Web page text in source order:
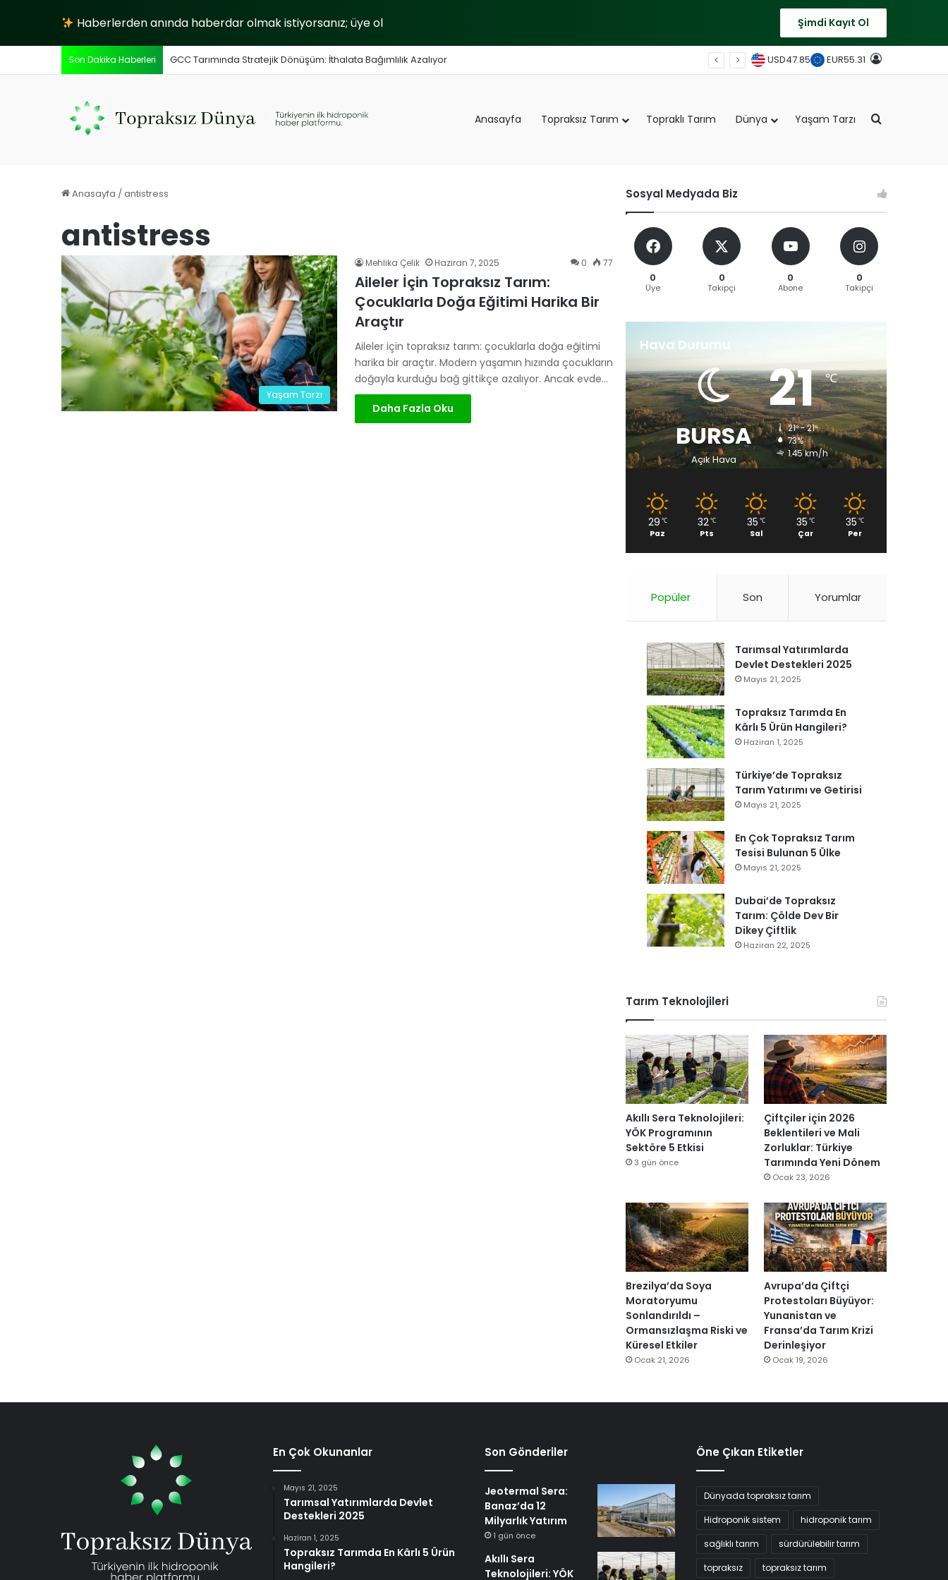
Haberlerden anında haberdar olmak istiyorsanız; üye ol Şimdi Kayıt Ol
Son Dakika Haberleri GCC Tarımında Stratejik Dönüşüm: İthalata Bağımlılık Azalıyor USD47.85 EUR55.31
Anasayfa Topraksız Tarım Topraklı Tarım Dünya Yaşam Tarzı Arama
Anasayfa /antistress
antistress
Yaşam Tarzı
Mehlika Çelik Haziran 7, 2025 0 77
Aileler İçin Topraksız Tarım:
Çocuklarla Doğa Eğitimi Harika Bir
Araçtır
Aileler için topraksız tarım: çocuklarla doğa eğitimi
harika bir araçtır. Modern yaşamın hızında çocukların
doğayla kurduğu bağ gittikçe azalıyor. Ancak evde…
Daha Fazla Oku
Sosyal Medyada Biz
0
Üye
0
Takipçi
0
Abone
0
Takipçi
Hava Durumu
BURSA
Açık Hava
21℃
21º - 21º
73%
1.45 km/h
29 ℃
Paz
32℃
Pts
35 ℃
Sal
35 ℃
Çar
35 ℃
Per
Popüler Son Yorumlar
Tarımsal Yatırımlarda
Devlet Destekleri 2025
Mayıs 21, 2025
Topraksız Tarımda En
Kârlı 5 Ürün Hangileri?
Haziran 1, 2025
Türkiye’de Topraksız
Tarım Yatırımı ve Getirisi
Mayıs 21, 2025
En Çok Topraksız Tarım
Tesisi Bulunan 5 Ülke
Mayıs 21, 2025
Dubai’de Topraksız
Tarım: Çölde Dev Bir
Dikey Çiftlik
Haziran 22, 2025
Tarım Teknolojileri
Akıllı Sera Teknolojileri:
YÖK Programının
Sektöre 5 Etkisi
3 gün önce
Çiftçiler için 2026
Beklentileri ve Mali
Zorluklar: Türkiye
Tarımında Yeni Dönem
Ocak 23, 2026
Brezilya’da Soya
Moratoryumu
Sonlandırıldı –
Ormansızlaşma Riski ve
Küresel Etkiler
Ocak 21, 2026
Avrupa’da Çiftçi
Protestoları Büyüyor:
Yunanistan ve
Fransa’da Tarım Krizi
Derinleşiyor
Ocak 19, 2026
En Çok Okunanlar
Mayıs 21, 2025
Tarımsal Yatırımlarda Devlet
Destekleri 2025
Haziran 1, 2025
Topraksız Tarımda En Kârlı 5 Ürün
Hangileri?
Son Gönderiler
Jeotermal Sera:
Banaz’da 12
Milyarlık Yatırım
1 gün önce
Akıllı Sera
Teknolojileri: YÖK
Öne Çıkan Etiketler
Dünyada topraksız tarım
Hidroponik sistem
hidroponik tarım
sağlıklı tarım
sürdürülebilir tarım
topraksız
topraksız tarım